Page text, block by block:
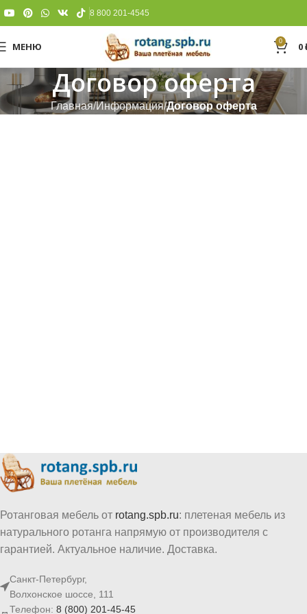
8 800 201-4545
МЕНЮ 0 0
Договор оферта
Главная Информация Договор оферта
Ротанговая мебель от rotang.spb.ru: плетеная мебель из
натурального ротанга напрямую от производителя с
гарантией. Актуальное наличие. Доставка.
Санкт-Петербург,
Волхонское шоссе, 111
Телефон: 8 (800) 201-45-45